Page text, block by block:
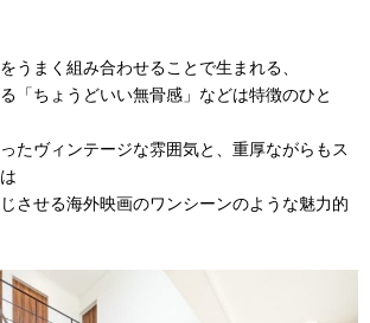
うまく組み合わせることで生まれる、
「ちょうどいい無骨感」などは特徴のひと
たヴィンテージな雰囲気と、重厚ながらもス
させる海外映画のワンシーンのような魅力的